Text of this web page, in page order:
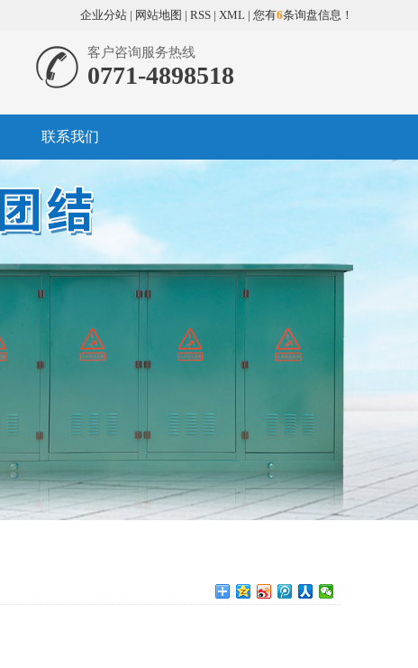
企业分站 | 网站地图 | RSS | XML | 您有6条询盘信息！
客户咨询服务热线
0771-4898518
联系我们